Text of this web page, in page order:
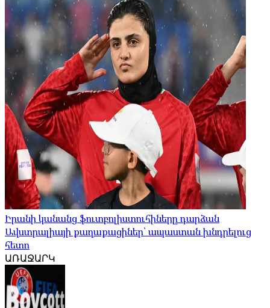
Իրանի կանանց ֆուտբոլիստուհիները դարձան
Ավստրալիայի քաղաքացիներ՝ ապաստան խնդրելուց
հետո
ԱՌԱՋԱՐԿ